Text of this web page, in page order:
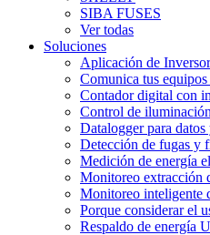
SIBA FUSES
Ver todas
Soluciones
Aplicación de
Comunica tus
Contador digital con
Control de
Datalogger para
Detección de fugas y
Medición de energía
Monitoreo extracción
Monitoreo inteligente
Porque considerar el
Respaldo de energía